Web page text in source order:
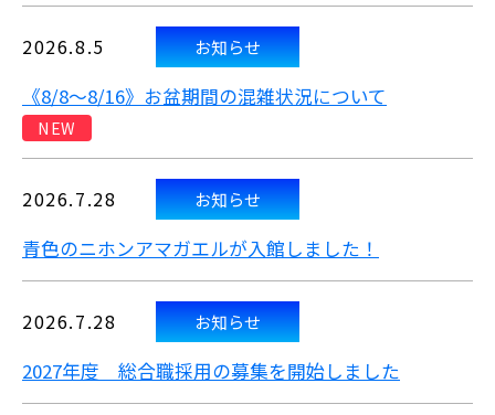
2026.8.5 お知らせ
《8/8～8/16》お盆期間の混雑状況について
NEW
2026.7.28 お知らせ
青色のニホンアマガエルが入館しました！
2026.7.28 お知らせ
2027年度 総合職採用の募集を開始しました